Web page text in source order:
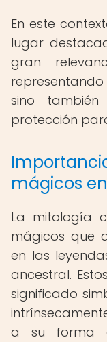
En este
lugar
gran
sino
protección
mágicos
La mitología
mágicos que
en las
ancestral.
significado
a su forma